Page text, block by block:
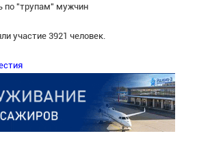
по "трупам" мужчин
участие 3921 человек.